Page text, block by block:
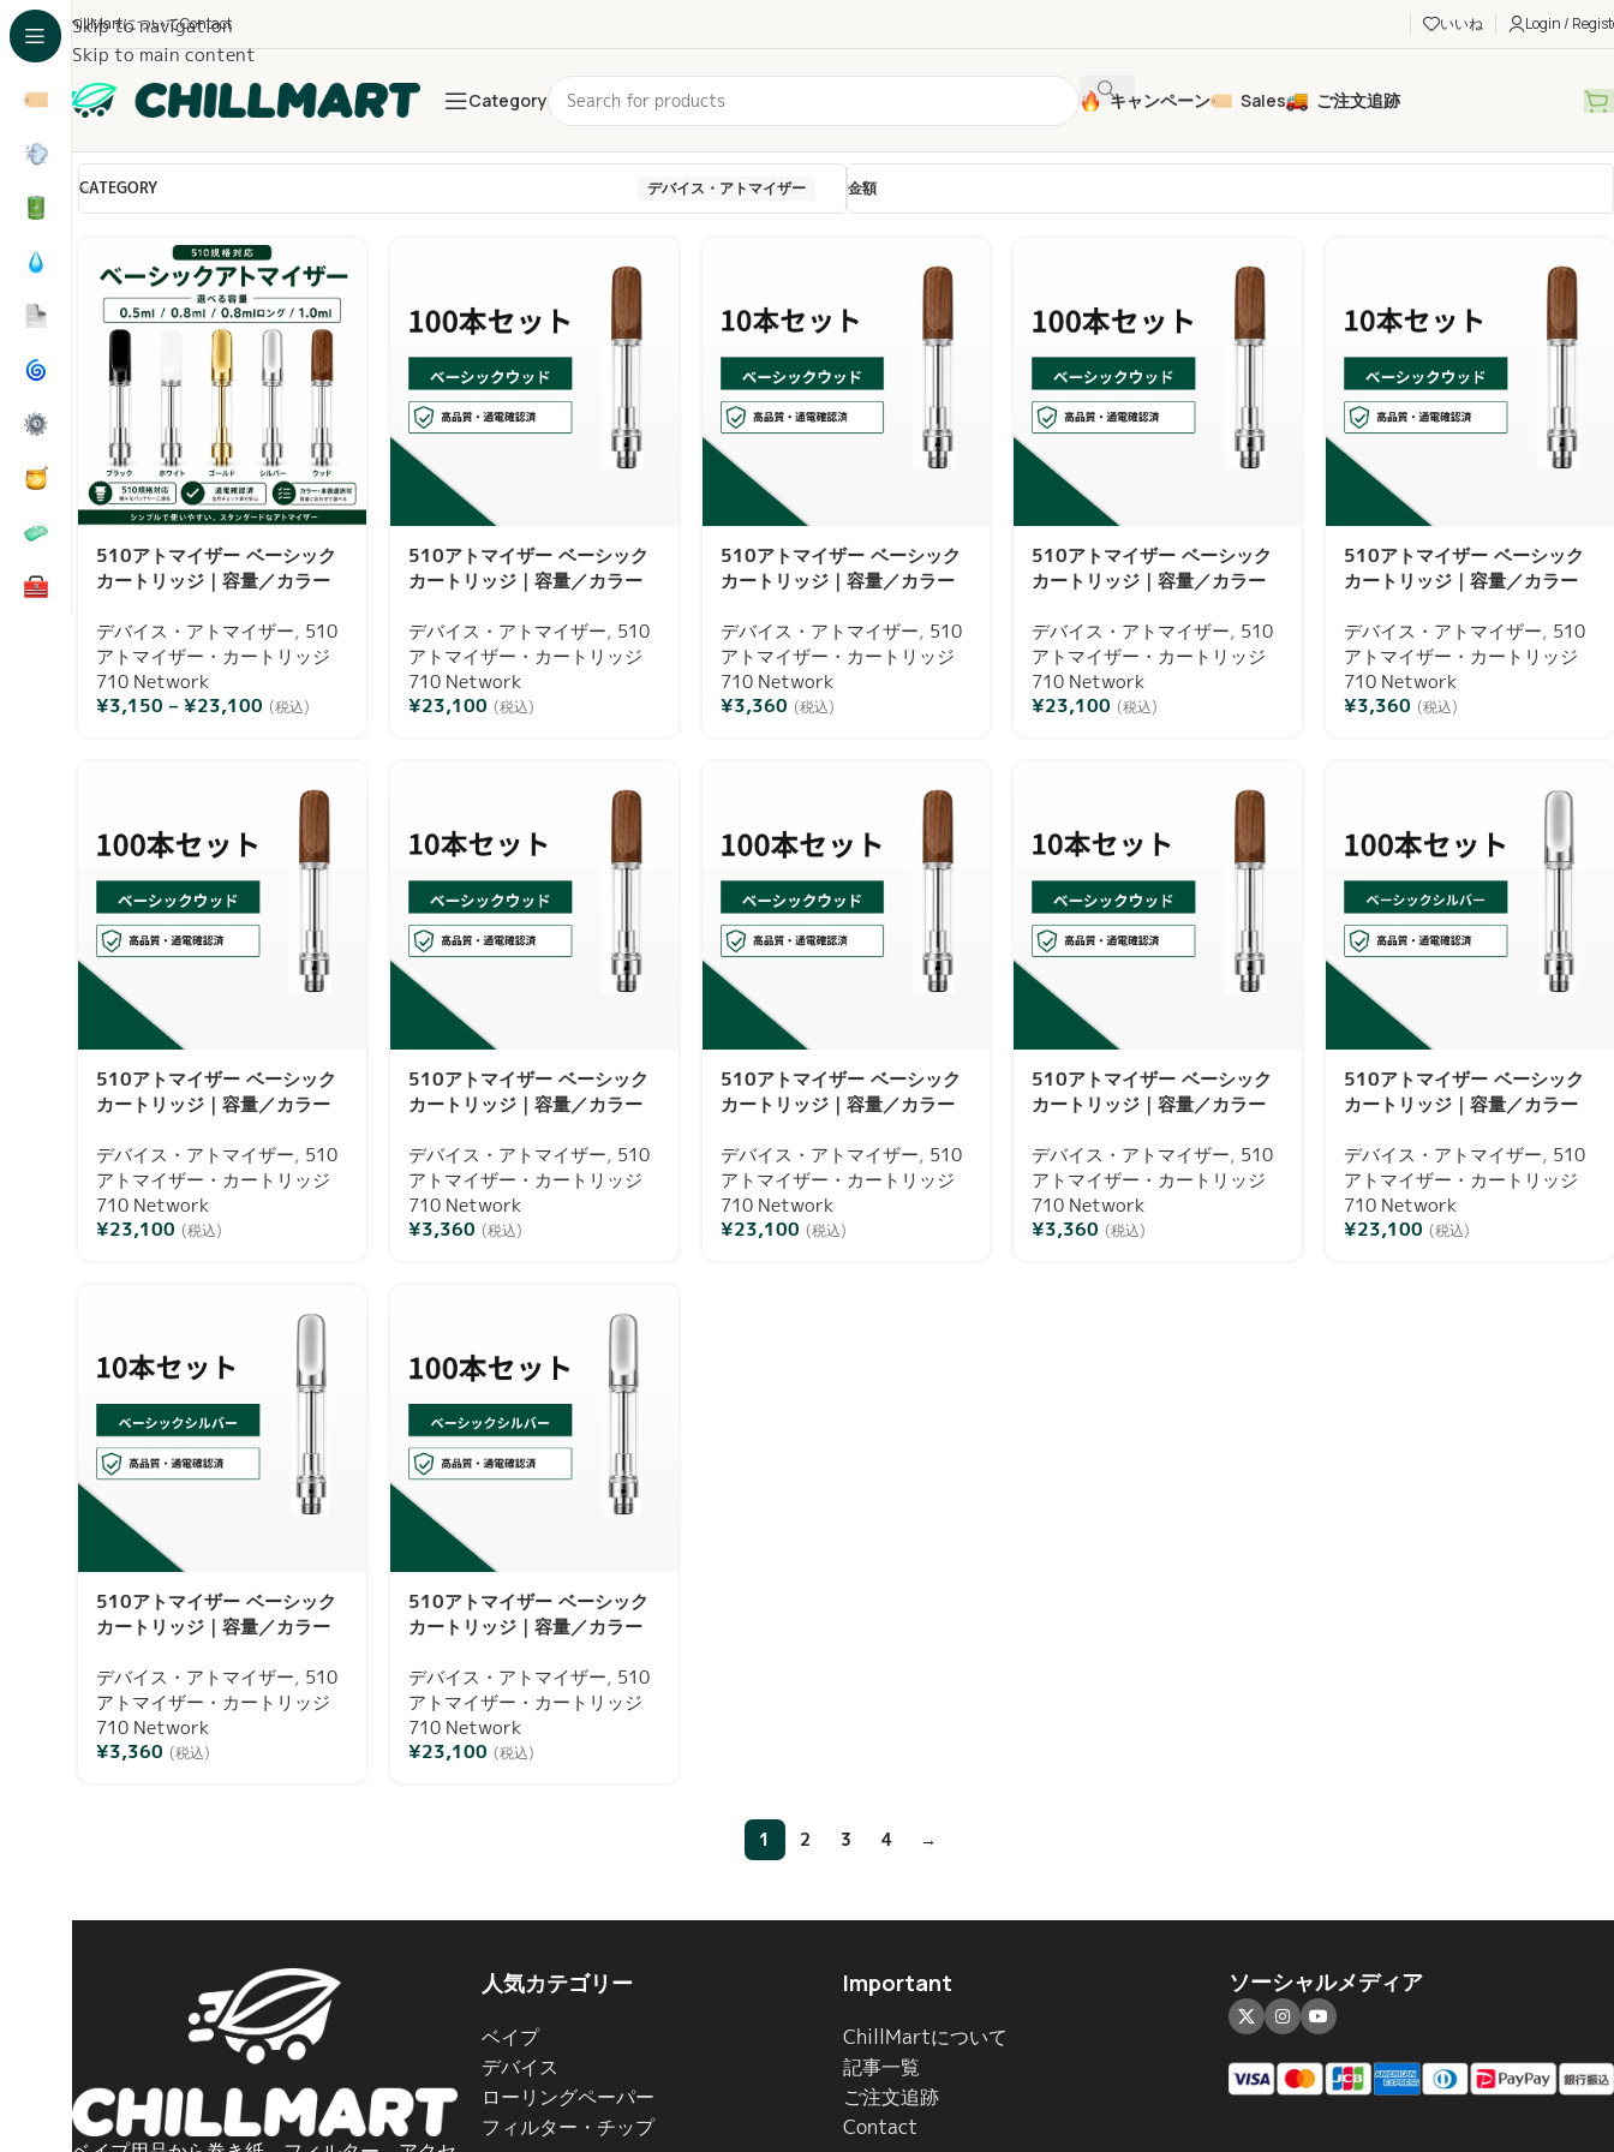
Skip to navigation
Skip to main content
ChillMartについてContact いいね Login /
Category キャンペーン Sales ご注文追跡
CATEGORY デバイス・アトマイザー 金額
510アトマイザー ベーシック
カートリッジ｜容量／カラー
デバイス・アトマイザー, 510
アトマイザー・カートリッジ
710 Network
¥3,150 –¥23,100 (税込)
510アトマイザー ベーシック
カートリッジ｜容量／カラー
デバイス・アトマイザー, 510
アトマイザー・カートリッジ
710 Network
¥23,100 (税込)
510アトマイザー ベーシック
カートリッジ｜容量／カラー
デバイス・アトマイザー, 510
アトマイザー・カートリッジ
710 Network
¥3,360 (税込)
510アトマイザー ベーシック
カートリッジ｜容量／カラー
デバイス・アトマイザー, 510
アトマイザー・カートリッジ
710 Network
¥23,100 (税込)
510アトマイザー ベーシック
カートリッジ｜容量／カラー
デバイス・アトマイザー, 510
アトマイザー・カートリッジ
710 Network
¥3,360 (税込)
510アトマイザー ベーシック
カートリッジ｜容量／カラー
デバイス・アトマイザー, 510
アトマイザー・カートリッジ
710 Network
¥23,100 (税込)
510アトマイザー ベーシック
カートリッジ｜容量／カラー
デバイス・アトマイザー, 510
アトマイザー・カートリッジ
710 Network
¥3,360 (税込)
510アトマイザー ベーシック
カートリッジ｜容量／カラー
デバイス・アトマイザー, 510
アトマイザー・カートリッジ
710 Network
¥23,100 (税込)
510アトマイザー ベーシック
カートリッジ｜容量／カラー
デバイス・アトマイザー, 510
アトマイザー・カートリッジ
710 Network
¥3,360 (税込)
510アトマイザー ベーシック
カートリッジ｜容量／カラー
デバイス・アトマイザー, 510
アトマイザー・カートリッジ
710 Network
¥23,100 (税込)
510アトマイザー ベーシック
カートリッジ｜容量／カラー
デバイス・アトマイザー, 510
アトマイザー・カートリッジ
710 Network
¥3,360 (税込)
510アトマイザー ベーシック
カートリッジ｜容量／カラー
デバイス・アトマイザー, 510
アトマイザー・カートリッジ
710 Network
¥23,100 (税込)
1 2 3 4 →
人気カテゴリー
ベイプ
デバイス
ローリングペーパー
フィルター・チップ
Important
ChillMartについて
記事一覧
ご注文追跡
Contact
ソーシャルメディア